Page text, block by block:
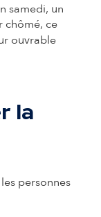
samedi, un
chômé, ce
ouvrable
la
personnes